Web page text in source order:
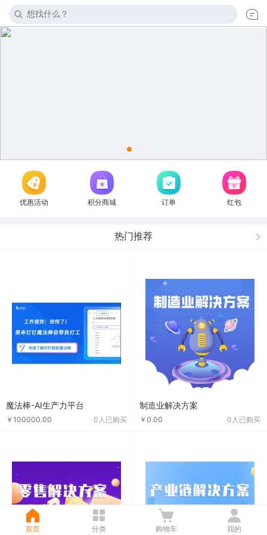
优惠活动 积分商城 订单 红包
热门推荐
魔法棒-AI生产力平台
￥100000.00 0人已购买
制造业解决方案
￥0.00 0人已购买
首页 分类 购物车 我的
首页 分类 购物车 我的